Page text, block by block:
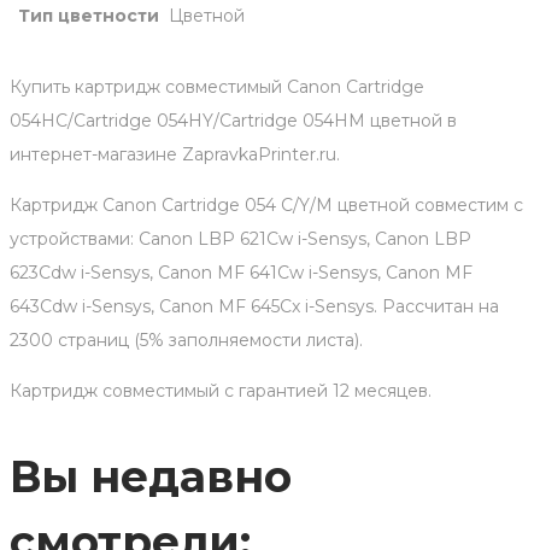
Тип цветности Цветной
Купить картридж совместимый Canon Cartridge
054HC/Cartridge 054HY/Cartridge 054HM цветной в
интернет-магазине ZapravkaPrinter.ru.
Картридж Canon Cartridge 054 C/Y/M цветной совместим с
устройствами: Canon LBP 621Cw i-Sensys, Canon LBP
623Cdw i-Sensys, Canon MF 641Cw i-Sensys, Canon MF
643Cdw i-Sensys, Canon MF 645Cx i-Sensys. Рассчитан на
2300 страниц (5% заполняемости листа).
Картридж совместимый с гарантией 12 месяцев.
Вы недавно